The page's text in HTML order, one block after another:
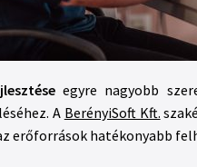
egyre nagyobb
A BerényiSoft Kft.
hatékonyabb